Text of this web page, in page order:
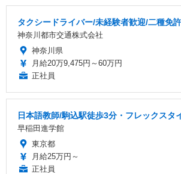
タクシードライバー/未経験者歓迎/二種免
神奈川都市交通株式会社
神奈川県
月給20万9,475円～60万円
正社員
日本語教師/駒込駅徒歩3分・フレックスタ
早稲田進学館
東京都
月給25万円～
正社員